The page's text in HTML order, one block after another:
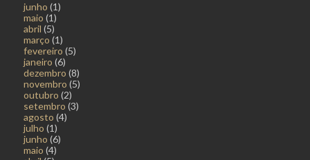
junho (1)
maio (1)
abril (5)
março (1)
fevereiro (5)
janeiro (6)
dezembro (8)
novembro (5)
outubro (2)
setembro (3)
agosto (4)
julho (1)
junho (6)
maio (4)